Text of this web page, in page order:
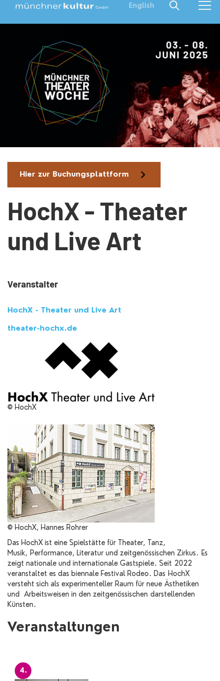
English
Hier zur Buchungsplattform
HochX - Theater
und Live Art
Veranstalter
HochX - Theater und Live Art
theater-hochx.de
© HochX
© HochX, Hannes Rohrer
Das HochX ist eine Spielstätte für Theater, Tanz,
Musik, Performance, Literatur und zeitgenössischen Zirkus. Es
zeigt nationale und internationale Gastspiele. Seit 2022
veranstaltet es das biennale Festival Rodeo. Das HochX
versteht sich als experimenteller Raum für neue Ästhetiken
und Arbeitsweisen in den zeitgenössischen darstellenden
Künsten.
Veranstaltungen
4.